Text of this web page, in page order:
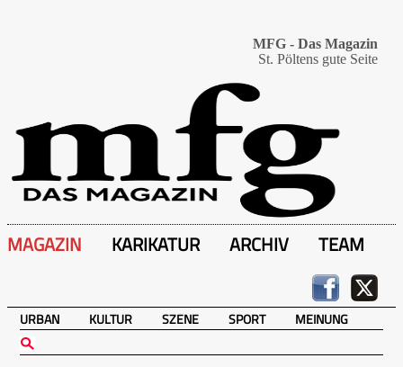
MFG - Das Magazin
St. Pöltens gute Seite
MAGAZIN KARIKATUR ARCHIV TEAM
URBAN KULTUR SZENE SPORT MEINUNG